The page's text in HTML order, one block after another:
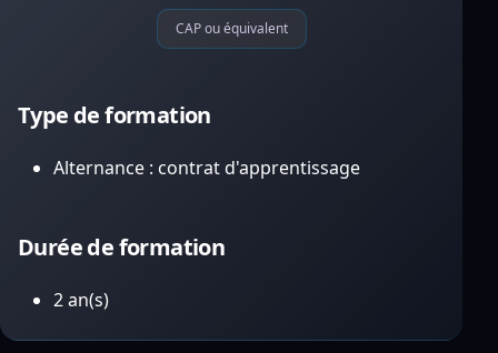
CAP ou équivalent
Type de formation
Alternance : contrat d'apprentissage
Durée de formation
2 an(s)